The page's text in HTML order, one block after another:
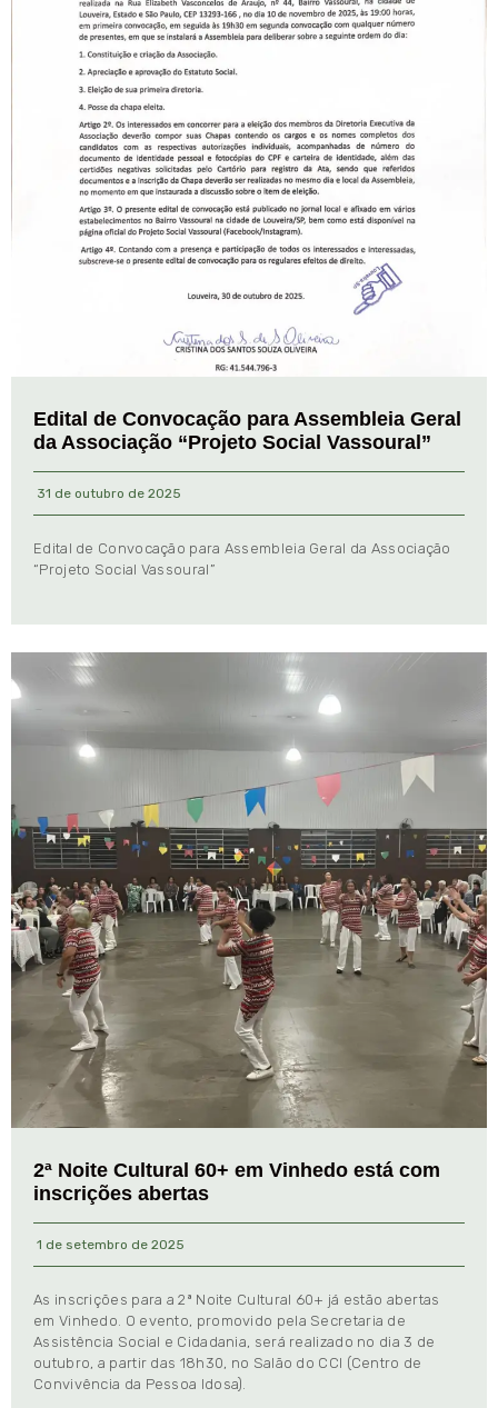
Edital de Convocação para Assembleia Geral
da Associação “Projeto Social Vassoural”
31 de outubro de 2025
Edital de Convocação para Assembleia Geral da Associação
“Projeto Social Vassoural”
2ª Noite Cultural 60+ em Vinhedo está com
inscrições abertas
1 de setembro de 2025
As inscrições para a 2ª Noite Cultural 60+ já estão abertas
em Vinhedo. O evento, promovido pela Secretaria de
Assistência Social e Cidadania, será realizado no dia 3 de
outubro, a partir das 18h30, no Salão do CCI (Centro de
Convivência da Pessoa Idosa).